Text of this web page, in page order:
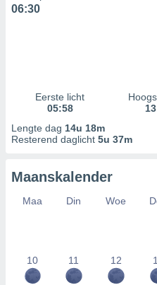
06:30
Eerste licht
05:58
Lengte dag 14u 18m
Resterend daglicht 5u 37m
Maanskalender
Maa Din Woe
10 11 12